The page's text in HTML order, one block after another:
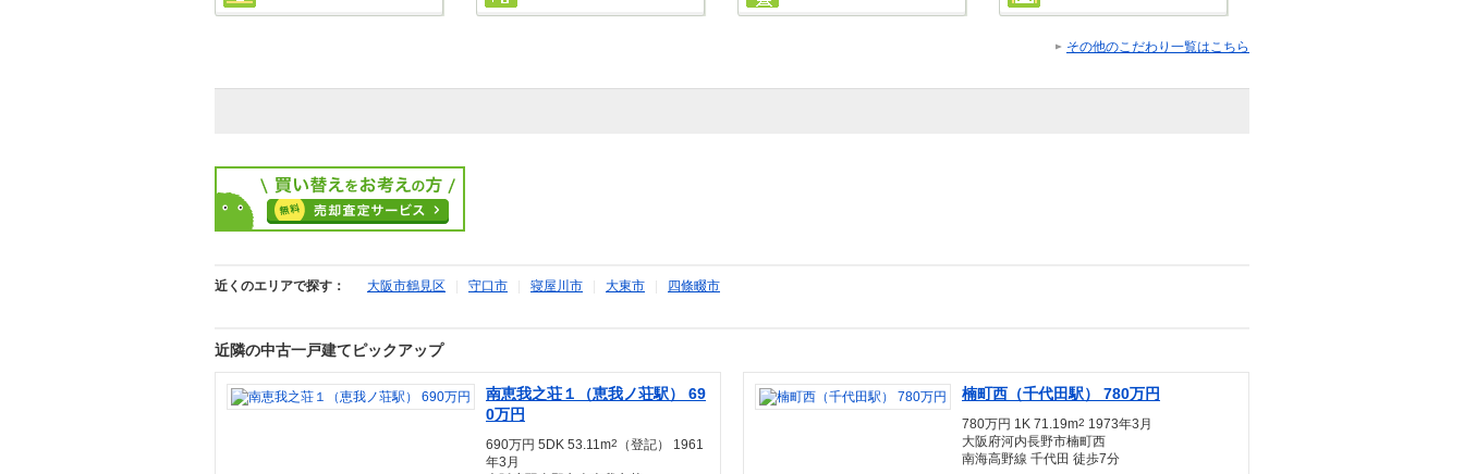
その他のこだわり一覧はこちら
近くのエリアで探す： 大阪市鶴見区 守口市 寝屋川市 大東市 四條畷市
近隣の中古一戸建てピックアップ
南恵我之荘１（恵我ノ荘駅） 69
0万円
690万円 5DK 53.11m2
（登記） 1961
年3月
楠町西（千代田駅） 780万円
780万円 1K 71.19m2 1973年3月
大阪府河内長野市楠町西
南海高野線 千代田 徒歩7分